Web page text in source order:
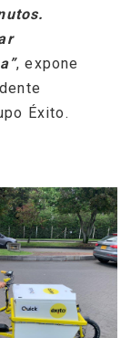
, expone
Éxito.